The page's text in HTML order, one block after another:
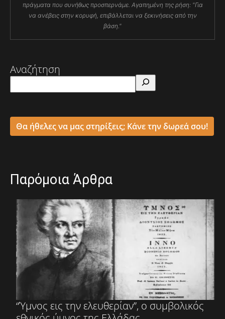
πράγματα που συνήθως προσπερνάμε. Αγαπημένη της ρήση: "Για
να ανέβεις στην κορυφή, επιβάλλεται να ξεκινήσεις από την
βάση."
Αναζήτηση
Θα ήθελες να μας στηρίξεις; Κάνε την δωρεά σου!
Παρόμοια Άρθρα
“Ύμνος εις την ελευθερίαν”, ο συμβολικός